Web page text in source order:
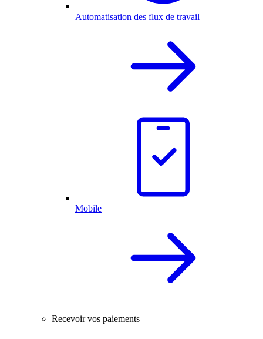
Automatisation des flux de travail
Mobile
Recevoir vos paiements